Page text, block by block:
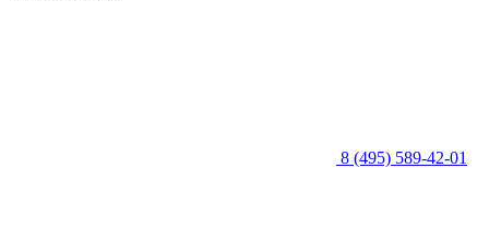
8 (495) 589-42-01